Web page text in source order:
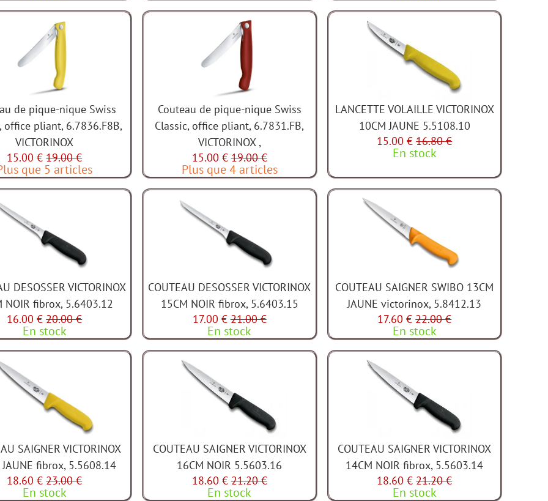
de pique-nique Swiss
office pliant, 6.7836.F8B,
VICTORINOX
15.00 € 19.00 €
que 5 articles
Couteau de pique-nique Swiss
Classic, office pliant, 6.7831.FB,
VICTORINOX ,
15.00 € 19.00 €
Plus que 4 articles
LANCETTE VOLAILLE VICTORINOX
10CM JAUNE 5.5108.10
15.00 € 16.80 €
En stock
DESOSSER VICTORINOX
NOIR fibrox, 5.6403.12
16.00 € 20.00 €
En stock
COUTEAU DESOSSER VICTORINOX
15CM NOIR fibrox, 5.6403.15
17.00 € 21.00 €
En stock
COUTEAU SAIGNER SWIBO 13CM
JAUNE victorinox, 5.8412.13
17.60 € 22.00 €
En stock
SAIGNER VICTORINOX
JAUNE fibrox, 5.5608.14
18.60 € 23.00 €
En stock
COUTEAU SAIGNER VICTORINOX
16CM NOIR 5.5603.16
18.60 € 21.20 €
En stock
COUTEAU SAIGNER VICTORINOX
14CM NOIR fibrox, 5.5603.14
18.60 € 21.20 €
En stock